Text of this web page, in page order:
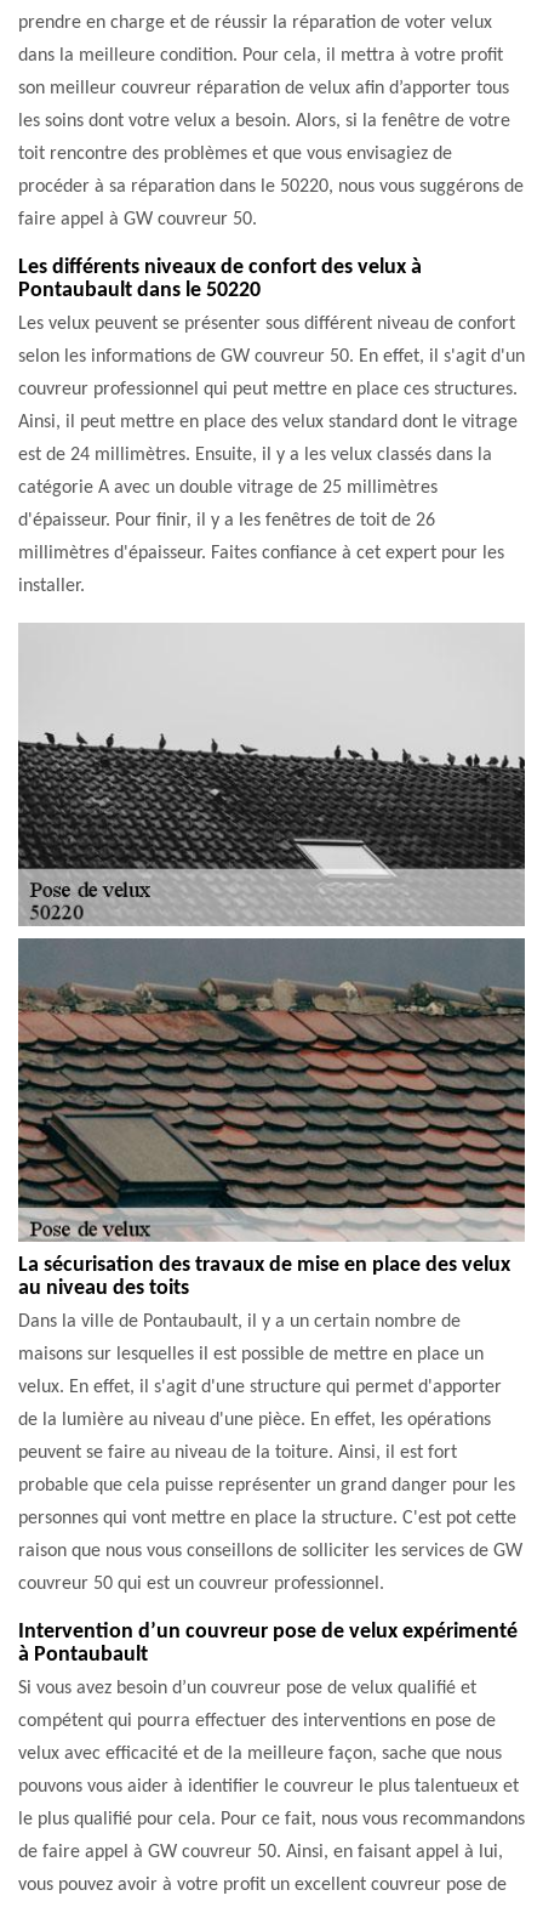
prendre en charge et de réussir la réparation de voter velux
dans la meilleure condition. Pour cela, il mettra à votre profit
son meilleur couvreur réparation de velux afin d’apporter tous
les soins dont votre velux a besoin. Alors, si la fenêtre de votre
toit rencontre des problèmes et que vous envisagiez de
procéder à sa réparation dans le 50220, nous vous suggérons de
faire appel à GW couvreur 50.
Les différents niveaux de confort des velux à
Pontaubault dans le 50220
Les velux peuvent se présenter sous différent niveau de confort
selon les informations de GW couvreur 50. En effet, il s'agit d'un
couvreur professionnel qui peut mettre en place ces structures.
Ainsi, il peut mettre en place des velux standard dont le vitrage
est de 24 millimètres. Ensuite, il y a les velux classés dans la
catégorie A avec un double vitrage de 25 millimètres
d'épaisseur. Pour finir, il y a les fenêtres de toit de 26
millimètres d'épaisseur. Faites confiance à cet expert pour les
installer.
La sécurisation des travaux de mise en place des velux
au niveau des toits
Dans la ville de Pontaubault, il y a un certain nombre de
maisons sur lesquelles il est possible de mettre en place un
velux. En effet, il s'agit d'une structure qui permet d'apporter
de la lumière au niveau d'une pièce. En effet, les opérations
peuvent se faire au niveau de la toiture. Ainsi, il est fort
probable que cela puisse représenter un grand danger pour les
personnes qui vont mettre en place la structure. C'est pot cette
raison que nous vous conseillons de solliciter les services de GW
couvreur 50 qui est un couvreur professionnel.
Intervention d’un couvreur pose de velux expérimenté
à Pontaubault
Si vous avez besoin d’un couvreur pose de velux qualifié et
compétent qui pourra effectuer des interventions en pose de
velux avec efficacité et de la meilleure façon, sache que nous
pouvons vous aider à identifier le couvreur le plus talentueux et
le plus qualifié pour cela. Pour ce fait, nous vous recommandons
de faire appel à GW couvreur 50. Ainsi, en faisant appel à lui,
vous pouvez avoir à votre profit un excellent couvreur pose de